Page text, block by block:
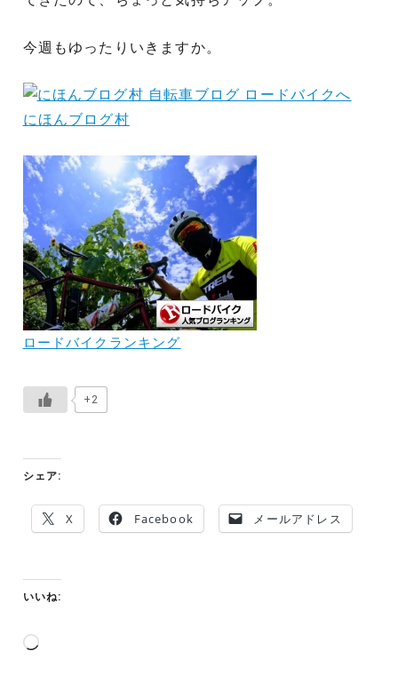
今週もゆったりいきますか。
にほんブログ村
ロードバイクランキング
+2
シェア:
X Facebook メールアドレス
いいね:
読